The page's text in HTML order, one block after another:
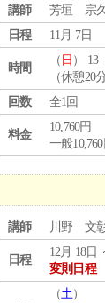
講師
芳垣 宗
日程
11月 7日
時間
（ 日 ） 13
（休憩20
回数
全1回
料金
10,760円
一般
講師 川野 文
日程
12月 18日
変則日程
（土）